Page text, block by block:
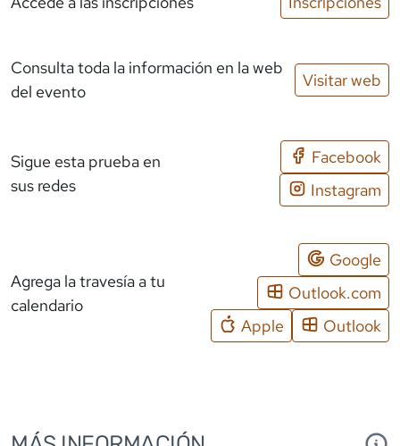
Consulta toda la información en la web
del evento
Visitar web
Sigue esta prueba en
sus redes
Facebook
Instagram
Agrega la travesía a tu
calendario
Google
Outlook.com
Apple
Outlook